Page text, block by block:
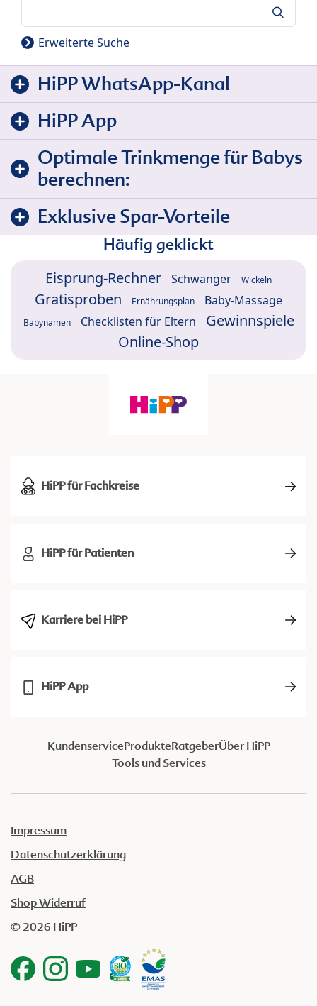
Erweiterte Suche
HiPP WhatsApp-Kanal
HiPP App
Optimale Trinkmenge für Babys
berechnen:
Exklusive Spar-Vorteile
Häufig geklickt
Eisprung-Rechner Schwanger Wickeln
Gratisproben Ernährungsplan Baby-Massage
Babynamen Checklisten für Eltern
Gewinnspiele
Online-Shop
HiPP für Fachkreise
HiPP für Patienten
Karriere bei HiPP
HiPP App
KundenserviceProdukteRatgeberÜber HiPP
Tools und Services
Impressum
Datenschutzerklärung
AGB
Shop Widerruf
© 2026 HiPP